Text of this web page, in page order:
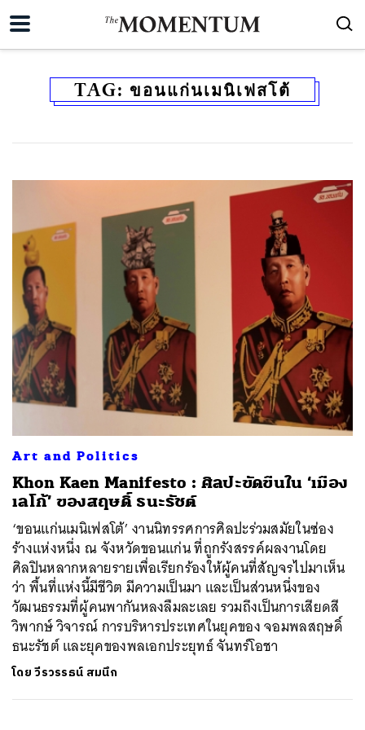
TAG: ขอนแก่นเมนิเฟสโต้
Art and Politics
Khon Kaen Manifesto : ศิลปะขัดขืนใน ‘เมือง
เลโก้’ ของสฤษดิ์ ธนะรัชต์
‘ขอนแก่นเมนิเฟสโต้’ งานนิทรรศการศิลปะร่วมสมัยในซ่อง
ร้างแห่งหนึ่ง ณ จังหวัดขอนแก่น ที่ถูกรังสรรค์ผลงานโดย
ศิลปินหลากหลายรายเพื่อเรียกร้องให้ผู้คนที่สัญจรไปมาเห็น
ว่า พื้นที่แห่งนี้มีชีวิต มีความเป็นมา และเป็นส่วนหนึ่งของ
วัฒนธรรมที่ผู้คนพากันหลงลืมละเลย รวมถึงเป็นการเสียดสี
วิพากษ์ วิจารณ์ การบริหารประเทศในยุคของ จอมพลสฤษดิ์
ธนะรัชต์ และยุคของพลเอกประยุทธ์ จันทร์โอชา
โดยวีรวรรธน์ สมนึก
SHARE TWEET